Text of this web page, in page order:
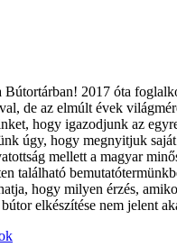
2017 óta
de az elmúlt évek
hogy igazodjunk az
úgy, hogy megnyitjuk
mellett a magyar
található
hogy milyen érzés,
elkészítése nem jelent